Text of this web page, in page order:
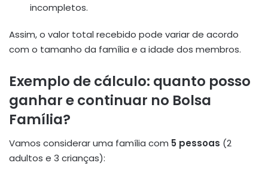
incompletos.
Assim, o valor total recebido pode variar de acordo
com o tamanho da família e a idade dos membros.
Exemplo de cálculo: quanto posso
ganhar e continuar no Bolsa
Família?
Vamos considerar uma família com 5 pessoas (2
adultos e 3 crianças):